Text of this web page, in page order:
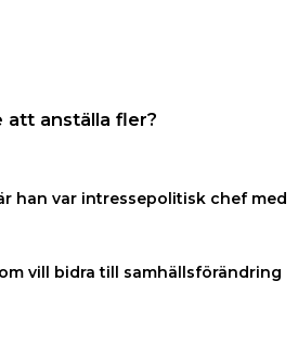
att anställa fler?
han var intressepolitisk chef med
vill bidra till samhällsförändring